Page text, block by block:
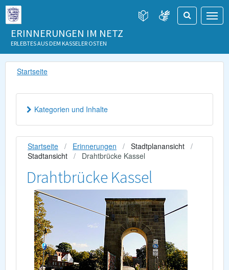
ERINNERUNGEN IM NETZ
ERLEBTES AUS DEM KASSELER OSTEN
Startseite
Startseite Erinnerungen
Stadtplanansicht
Stadtansicht
Drahtbrücke Kassel
Drahtbrücke Kassel
Kategorien und Inhalte